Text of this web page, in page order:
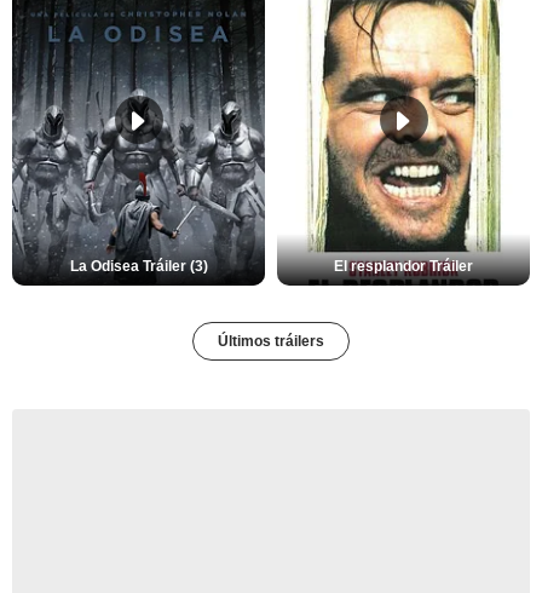
La Odisea Tráiler (3) El resplandor Tráiler
Últimos tráilers